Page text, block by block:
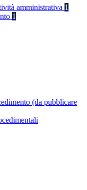
amministrativa 1
1
(da pubblicare